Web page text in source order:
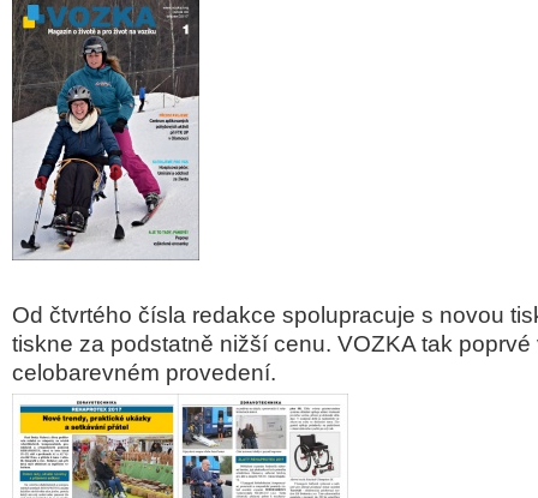
Od čtvrtého čísla redakce spolupracuje s novou
tiskne za podstatně nižší cenu. VOZKA tak
celobarevném provedení.